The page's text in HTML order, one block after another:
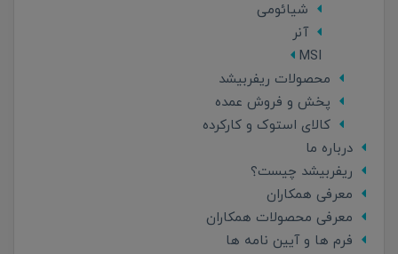
شیائومی
آنر
MSI
محصولات ریفربیشد
پخش و فروش عمده
کالای استوک و کارکرده
درباره ما
ریفربیشد چیست؟
معرفی همکاران
معرفی محصولات همکاران
فرم ها و آیین نامه ها